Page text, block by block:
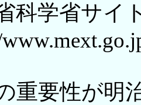
科学省サイ
重要性が明